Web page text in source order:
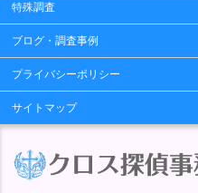
特殊調査
ブログ・調査事例
プライバシーポリシー
サイトマップ